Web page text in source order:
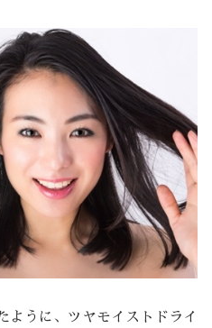
ように、ツヤモイストドライ